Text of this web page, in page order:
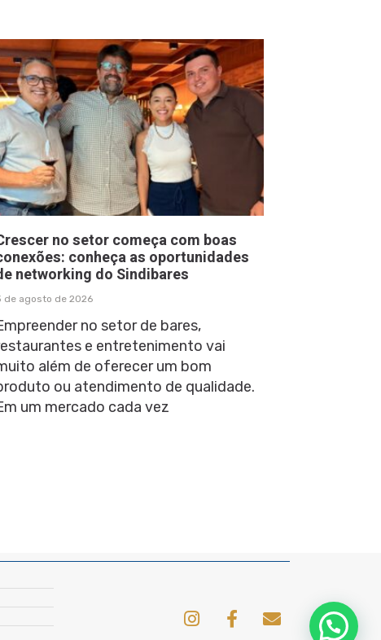
no setor começa com boas
conheça as oportunidades
networking do Sindibares
de agosto de 2026
no setor de bares,
e entretenimento vai
além de oferecer um bom
ou atendimento de qualidade.
um mercado cada vez